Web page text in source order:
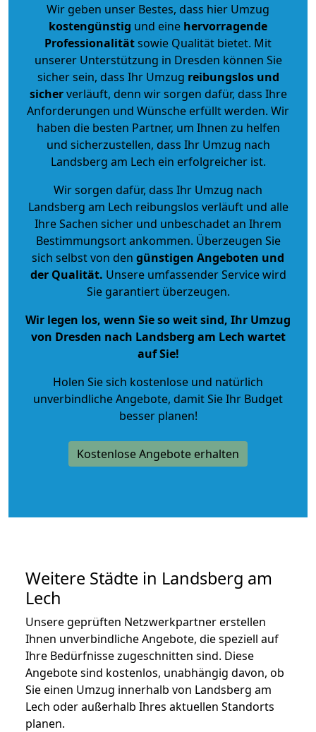
Wir geben unser Bestes, dass hier Umzug
kostengünstig und eine hervorragende
Professionalitätsowie Qualität bietet. Mit
unserer Unterstützung in Dresden können Sie
sicher sein, dass Ihr Umzug reibungslos und
sicherverläuft, denn wir sorgen dafür, dass Ihre
Anforderungen und Wünsche erfüllt werden. Wir
haben die besten Partner, um Ihnen zu helfen
und sicherzustellen, dass Ihr Umzug nach
Landsberg am Lech ein erfolgreicher ist.
Wir sorgen dafür, dass Ihr Umzug nach
Landsberg am Lech reibungslos verläuft und alle
Ihre Sachen sicher und unbeschadet an Ihrem
Bestimmungsort ankommen. Überzeugen Sie
sich selbst von den günstigen Angeboten und
der Qualität. Unsere umfassender Service wird
Sie garantiert überzeugen.
Wir legen los, wenn Sie so weit sind, Ihr Umzug
von Dresden nach Landsberg am Lech wartet
auf Sie!
Holen Sie sich kostenlose und natürlich
unverbindliche Angebote, damit Sie Ihr Budget
besser planen!
Kostenlose Angebote erhalten
Weitere Städte in Landsberg am
Lech
Unsere geprüften Netzwerkpartner erstellen
Ihnen unverbindliche Angebote, die speziell auf
Ihre Bedürfnisse zugeschnitten sind. Diese
Angebote sind kostenlos, unabhängig davon, ob
Sie einen Umzug innerhalb von Landsberg am
Lech oder außerhalb Ihres aktuellen Standorts
planen.